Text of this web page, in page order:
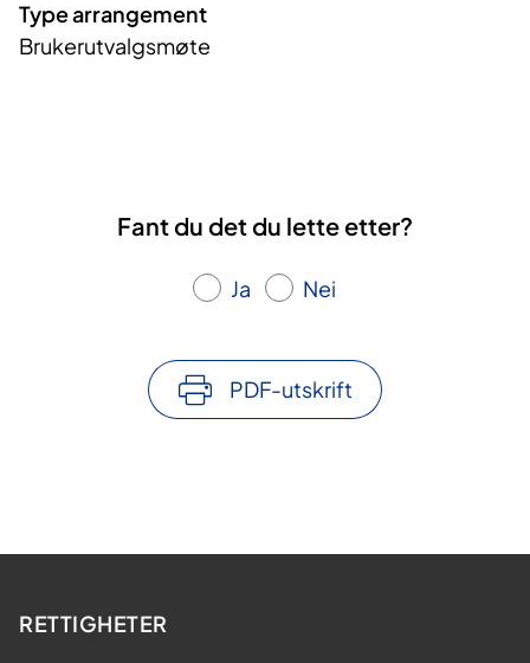
Type arrangement
Brukerutvalgsmøte
Fant du det du lette etter?
Ja Nei
PDF-utskrift
RETTIGHETER